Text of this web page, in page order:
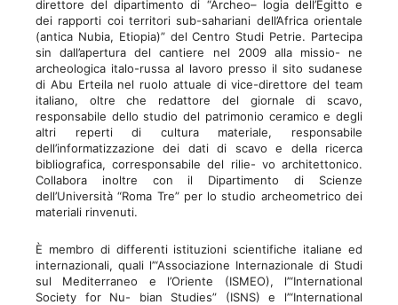
direttore del dipartimento di “Archeo– logia dell’Egitto e
dei rapporti coi territori sub-sahariani dell’Africa orientale
(antica Nubia, Etiopia)” del Centro Studi Petrie. Partecipa
sin dall’apertura del cantiere nel 2009 alla missio- ne
archeologica italo-russa al lavoro presso il sito sudanese
di Abu Erteila nel ruolo attuale di vice-direttore del team
italiano, oltre che redattore del giornale di scavo,
responsabile dello studio del patrimonio ceramico e degli
altri reperti di cultura materiale, responsabile
dell’informatizzazione dei dati di scavo e della ricerca
bibliografica, corresponsabile del rilie- vo architettonico.
Collabora inoltre con il Dipartimento di Scienze
dell’Università “Roma Tre” per lo studio archeometrico dei
materiali rinvenuti.
È membro di differenti istituzioni scientifiche italiane ed
internazionali, quali l’“Associazione Internazionale di Studi
sul Mediterraneo e l’Oriente (ISMEO), l’“International
Society for Nu- bian Studies” (ISNS) e l’“International